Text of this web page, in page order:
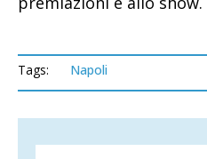
Tags: Napoli